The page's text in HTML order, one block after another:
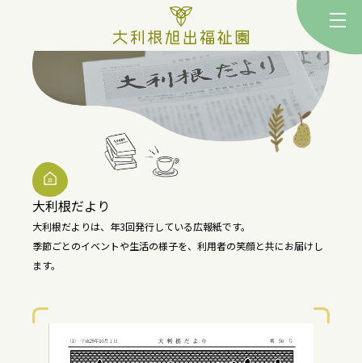
大利根だより
大利根だよりは、年3回発行している広報紙です。
季節ごとのイベントや生活の様子を、利用者の笑顔と共にお届けし
ます。